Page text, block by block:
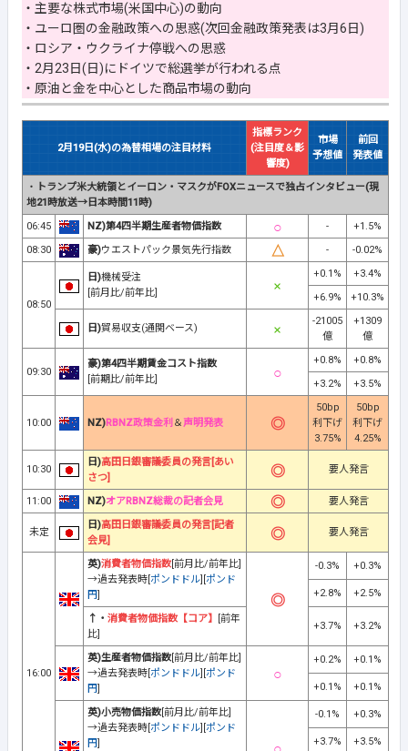
・主要な株式市場(米国中心)の動向
・ユーロ圏の金融政策への思惑(次回金融政策発表は3月6日)
・ロシア・ウクライナ停戦への思惑
・2月23日(日)にドイツで総選挙が行われる点
・原油と金を中心とした商品市場の動向
2月19日(水)の為替相場の注目材料
指標ランク
(注目度＆影
響度)
市場
予想値
前回
発表値
・
トランプ米大統領とイーロン・マスクがFOXニュースで独占インタビュー(現
地21時放送→日本時間11時)
06:45
NZ)第4四半期生産者物価指数 -
+1.5%
08:30
豪)ウエストパック景気先行指数 - -0.02%
08:50
日)機械受注
[前月比/前年比]
+0.1%
+3.4%
+6.9%
+10.3%
日)貿易収支(通関ベース)
-21005
億
+1309
億
09:30
豪)第4四半期賃金コスト指数
[前期比/前年比]
+0.8%
+0.8%
+3.2%
+3.5%
10:00 NZ)RBNZ政策金利 ＆声明発表
50bp
利下げ
3.75%
50bp
利下げ
4.25%
10:30
日)高田日銀審議委員の発言[あい
さつ]
要人発言
11:00 NZ)オアRBNZ総裁の記者会見 要人発言
未定
日)高田日銀審議委員の発言[記者
会見]
要人発言
16:00
英)消費者物価指数[前月比/前年比]
→過去発表時[ ポンドドル ポンド
円
-0.3% +0.3%
+2.8% +2.5%
↑・ 消費者物価指数【コア】
[前年
比]
+3.7% +3.2%
英)生産者物価指数[前月比/前年比]
→過去発表時[ ポンドドル ポンド
円
+0.2% +0.1%
+0.1% +0.1%
英)小売物価指数[前月比/前年比]
→過去発表時[ ポンドドル ポンド
円
-0.1% +0.3%
+3.7% +3.5%